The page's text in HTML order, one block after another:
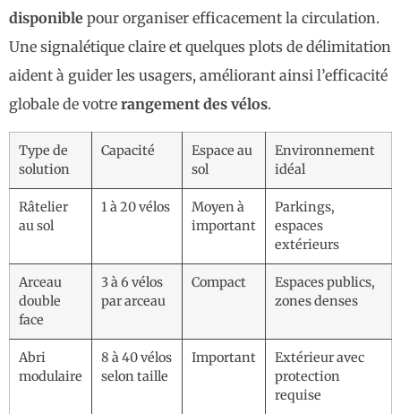
disponible pour organiser efficacement la circulation.
Une signalétique claire et quelques plots de délimitation
aident à guider les usagers, améliorant ainsi l’efficacité
globale de votre rangement des vélos.
Type de
solution
Capacité
Espace au
sol
Environnement
idéal
Râtelier
au sol
1 à 20 vélos
Moyen à
important
Parkings,
espaces
extérieurs
Arceau
double
face
3 à 6 vélos
par arceau
Compact
Espaces publics,
zones denses
Abri
modulaire
8 à 40 vélos
selon taille
Important
Extérieur avec
protection
requise